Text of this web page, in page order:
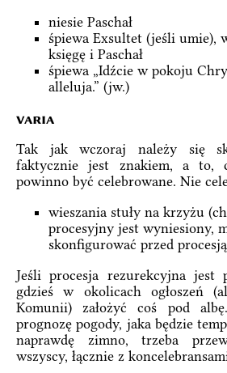
niesie Paschał
śpiewa Exsultet (jeśli umie),
księgę i Paschał
śpiewa „Idźcie w pokoju
alleluja.” (jw.)
varia
Tak jak wczoraj należy się
faktycznie jest znakiem, a to,
powinno być celebrowane. Nie
wieszania stuły na krzyżu
procesyjny jest wyniesiony,
skonfigurować przed
Jeśli procesja rezurekcyjna jest
gdzieś w okolicach ogłoszeń
Komunii) założyć coś pod
prognozę pogody, jaka będzie
naprawdę zimno, trzeba
wszyscy, łącznie z